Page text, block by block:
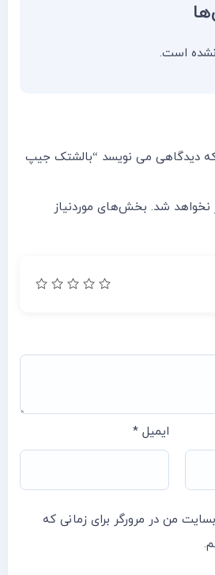
است.
دیدگاهی می نویسد “بالشتک جیپ
نخواهد شد. بخش‌های موردنیاز
ایمیل *
من در مرورگر برای زمانی که